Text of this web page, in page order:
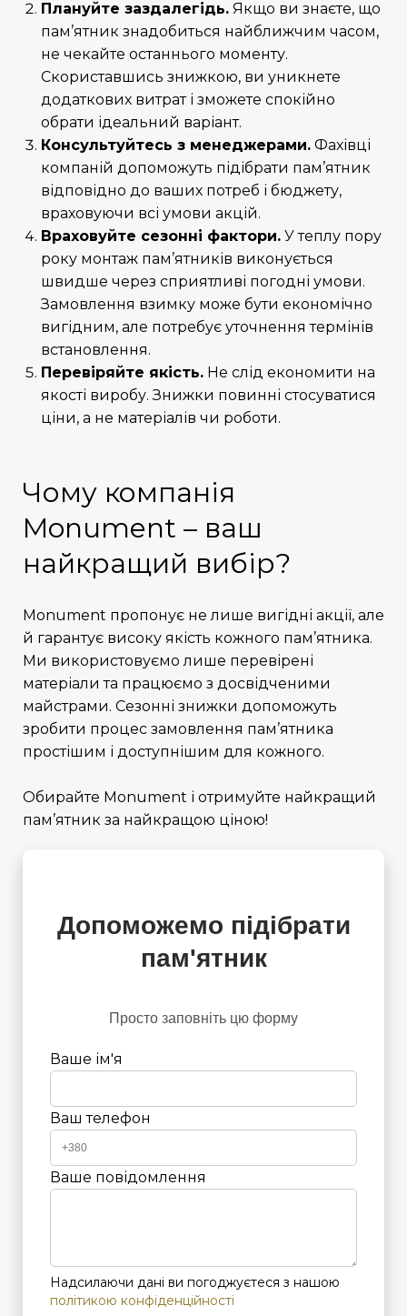
Плануйте заздалегідь. Якщо ви знаєте, що
пам’ятник знадобиться найближчим часом,
не чекайте останнього моменту.
Скориставшись знижкою, ви уникнете
додаткових витрат і зможете спокійно
обрати ідеальний варіант.
Консультуйтесь з менеджерами. Фахівці
компаній допоможуть підібрати пам’ятник
відповідно до ваших потреб і бюджету,
враховуючи всі умови акцій.
Враховуйте сезонні фактори. У теплу пору
року монтаж пам’ятників виконується
швидше через сприятливі погодні умови.
Замовлення взимку може бути економічно
вигідним, але потребує уточнення термінів
встановлення.
Перевіряйте якість. Не слід економити на
якості виробу. Знижки повинні стосуватися
ціни, а не матеріалів чи роботи.
Чому компанія
Monument – ваш
найкращий вибір?
Monument пропонує не лише вигідні акції, але
й гарантує високу якість кожного пам’ятника.
Ми використовуємо лише перевірені
матеріали та працюємо з досвідченими
майстрами. Сезонні знижки допоможуть
зробити процес замовлення пам’ятника
простішим і доступнішим для кожного.
Обирайте Monument і отримуйте найкращий
пам’ятник за найкращою ціною!
Допоможемо підібрати
пам'ятник
Просто заповніть цю форму
Ваше ім'я
Ваш телефон
Ваше повідомлення
Надсилаючи дані ви погоджуєтеся з нашою
політикою конфіденційності